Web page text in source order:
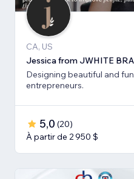
CA, US
Jessica from JWHITE
Designing beautiful and
entrepreneurs.
5,0 (20)
À partir de 2 950 $